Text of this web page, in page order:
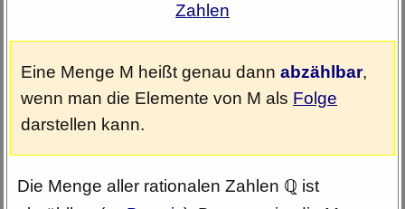
Zahlen
Eine Menge M heißt genau dann abzählbar,
wenn man die Elemente von M als Folge
darstellen kann.
Die Menge aller rationalen Zahlen ℚ ist